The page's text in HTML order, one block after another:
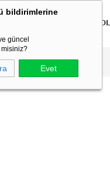
bildirimlerine
güncel
Evet